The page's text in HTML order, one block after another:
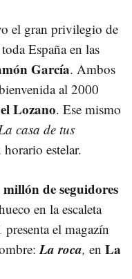
el gran privilegio de
España en las
García. Ambos
al 2000
Lozano. Ese mismo
casa de tus
estelar.
de seguidores
en la escaleta
el magazín
La roca, en La